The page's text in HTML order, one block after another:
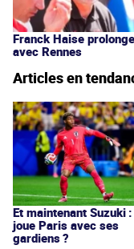
Franck Haise
avec Rennes
Articles en
Et maintenant Suzuki
joue Paris avec ses
gardiens ?